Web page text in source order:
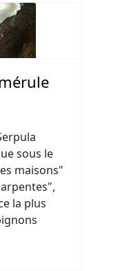
sous le
maisons"
la plus